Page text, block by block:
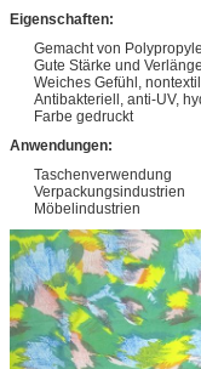
Eigenschaften:
Gemacht von
Gute Stärke und
Weiches Gefühl,
Antibakteriell, anti-UV,
Farbe gedruckt
Anwendungen:
Taschenverwendung
Verpackungsindustrien
Möbelindustrien